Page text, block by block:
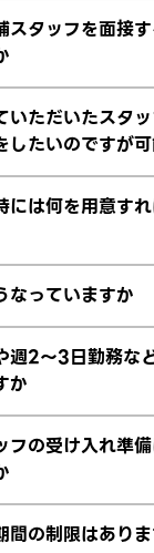
1人行っております
歴書に書かれている
、プロジェクト参
グを行っております
スタッフを面接
・中部・関西に事務
がない地域でも近隣
能な場合がありま
さい。
いただいたスタ
したいのですが
を派遣先企業様が特
法により禁止されて
依頼内容の諸条件
を選考してご紹介い
には何を用意す
個別契約書を締結さ
書、待遇情報提供
にて雛形の用意がご
さい。
なっていますか
給単価どちらでも
応じてご請求させて
務地・職種・スキ
て派遣料金が変更い
軽にお問い合わせく
週2～3日勤務な
か
て柔軟に対応して
フの受け入れ準
物品（貸与PCなど
間の制限はあり